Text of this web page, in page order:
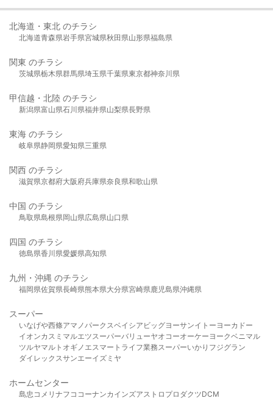
北海道・東北 のチラシ
北海道青森県岩手県宮城県秋田県山形県福島県
関東 のチラシ
茨城県栃木県群馬県埼玉県千葉県東京都神奈川県
甲信越・北陸 のチラシ
新潟県富山県石川県福井県山梨県長野県
東海 のチラシ
岐阜県静岡県愛知県三重県
関西 のチラシ
滋賀県京都府大阪府兵庫県奈良県和歌山県
中国 のチラシ
鳥取県島根県岡山県広島県山口県
四国 のチラシ
徳島県香川県愛媛県高知県
九州・沖縄 のチラシ
福岡県佐賀県長崎県熊本県大分県宮崎県鹿児島県沖縄県
スーパー
いなげや西條アマノパークスベイシア ビッグヨーサンイトーヨーカドー
イオンカスミ マルエツスーパーバリューヤオコーオーケー ヨークベニマル
ツルヤマルト オギノ エスマート ライフ業務スーパーいかり フジグラン
ダイレックスサンエーイズミヤ
ホームセンター
島忠 コメリ ナフコ コーナンカインズアストロプロダクツDCM